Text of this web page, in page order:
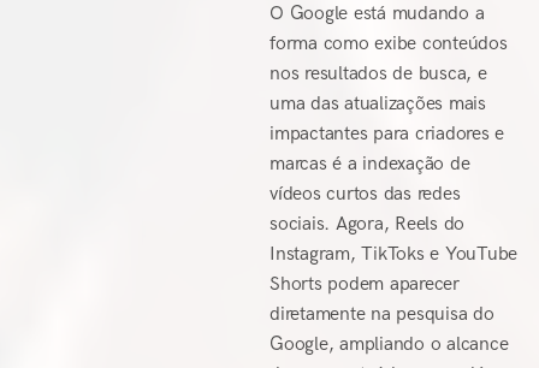
O Google está mudando a
forma como exibe conteúdos
nos resultados de busca, e
uma das atualizações mais
impactantes para criadores e
marcas é a indexação de
vídeos curtos das redes
sociais. Agora, Reels do
Instagram, TikToks e YouTube
Shorts podem aparecer
diretamente na pesquisa do
Google, ampliando o alcance